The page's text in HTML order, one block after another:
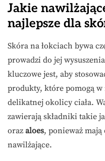
Jakie
najlepsze dla
Skóra na łokciach bywa
prowadzi do jej
kluczowe jest, aby
produkty, które pomogą
delikatnej okolicy ciała.
zawierają składniki takie
oraz aloes, ponieważ mają
nawilżające.